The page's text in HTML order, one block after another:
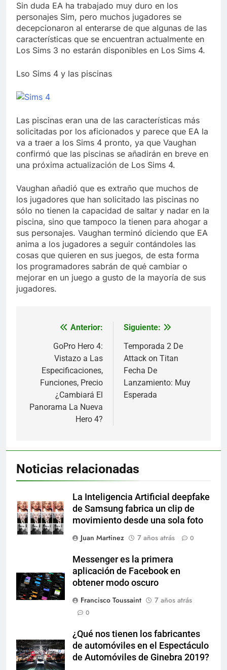
Sin duda EA ha trabajado muy duro en los
personajes Sim, pero muchos jugadores se
decepcionaron al enterarse de que algunas de las
características que se encuentran actualmente en
Los Sims 3 no estarán disponibles en Los Sims 4.
Lso Sims 4 y las piscinas
Las piscinas eran una de las características más
solicitadas por los aficionados y parece que EA la
va a traer a los Sims 4 pronto, ya que Vaughan
confirmó que las piscinas se añadirán en breve en
una próxima actualización de Los Sims 4.
Vaughan añadió que es extraño que muchos de
los jugadores que han solicitado las piscinas no
sólo no tienen la capacidad de saltar y nadar en la
piscina, sino que tampoco la tienen para ahogar a
sus personajes. Vaughan terminó diciendo que EA
anima a los jugadores a seguir contándoles las
cosas que quieren en sus juegos, de esta forma
los programadores sabrán de qué cambiar o
mejorar en un juego a gusto de la mayoría de sus
jugadores.
Navegación
entradas
Anterior:
GoPro Hero 4:
Vistazo a Las
Especificaciones,
Funciones, Precio
¿Cambiará El
Panorama La Nueva
Hero 4?
Siguiente:
Temporada 2 De
Attack on Titan
Fecha De
Lanzamiento: Muy
Esperada
Noticias relacionadas
La Inteligencia Artificial deepfake
de Samsung fabrica un clip de
movimiento desde una sola foto
Juan Martinez
7 años atrás 0
Messenger es la primera
aplicación de Facebook en
obtener modo oscuro
Francisco Toussaint
7 años atrás
0
¿Qué nos tienen los fabricantes
de automóviles en el Espectáculo
de Automóviles de Ginebra 2019?